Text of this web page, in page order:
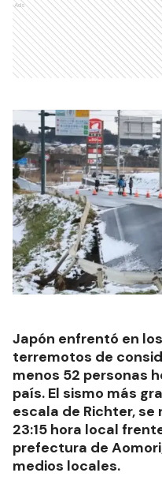
Ads
Japón enfrentó en
terremotos de
menos 52 personas
país. El sismo más
escala de Richter,
23:15 hora local
prefectura de
medios locales.